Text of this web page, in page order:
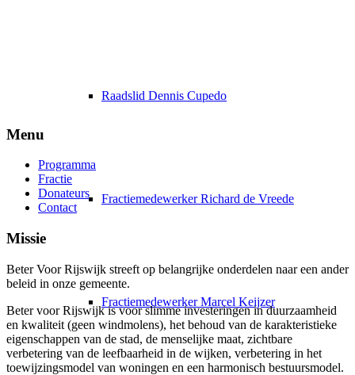
Raadslid Dennis Cupedo
Fractiemedewerker Richard de Vreede
Fractiemedewerker Marcel Keijzer
Menu
Programma
Fractie
Donateurs
Contact
Missie
Beter Voor Rijswijk streeft op belangrijke onderdelen naar een ander
beleid in onze gemeente.
Beter voor Rijswijk is voor slimme investeringen in duurzaamheid
en kwaliteit (geen windmolens), het behoud van de karakteristieke
eigenschappen van de stad, de menselijke maat, zichtbare
verbetering van de leefbaarheid in de wijken, verbetering in het
toewijzingsmodel van woningen en een harmonisch bestuursmodel.